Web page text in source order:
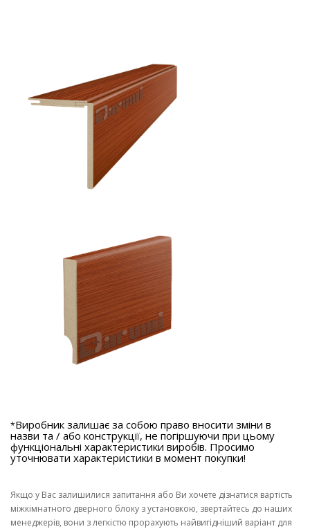
*Виробник залишає за собою право вносити зміни в
назви та / або конструкції, не погіршуючи при цьому
функціональні характеристики виробів. Просимо
уточнювати характеристики в момент покупки!
Якщо у Вас залишилися запитання або Ви хочете дізнатися вартість
міжкімнатного дверного блоку з установкою, звертайтесь до наших
менеджерів, вони з легкістю прорахують найвигідніший варіант для